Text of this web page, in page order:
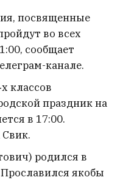
посвященные
во всех
сообщает
канале.
классов
праздник на
в 17:00.
родился в
якобы
к